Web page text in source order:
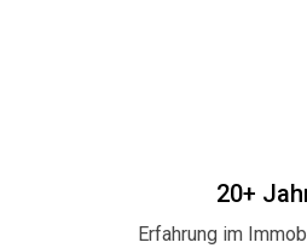
20+
Erfahrung im